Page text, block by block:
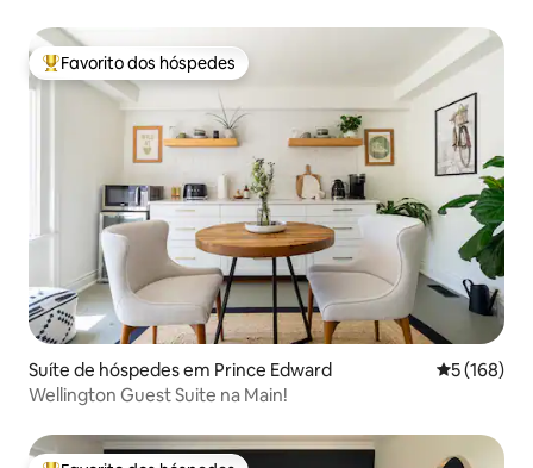
Favoritos dos hóspedes mais apreciados
Favorito dos hóspedes
Suíte de hóspedes em Prince Edward
5 (168)
Wellington Guest Suite na Main!